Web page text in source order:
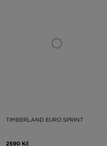
TIMBERLAND EURO SPRINT
2590 Kč